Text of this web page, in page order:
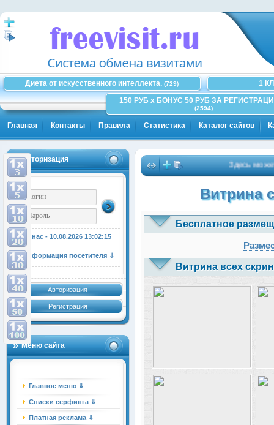
Диета от искусственного интеллекта. (729)
1
150 РУБ x БОНУС 50 РУБ ЗА
(2594)
Главная Контакты Правила Статистика Каталог сайтов
Авторизация
У нас - 10.08.2026 13:02:16
Информация посетителя ⇓
Авторизация
Регистрация
Меню сайта
Главное меню ⇓
Списки серфинга ⇓
Платная реклама ⇓
Здесь может
Витрина
Бесплатное
Витрина всех